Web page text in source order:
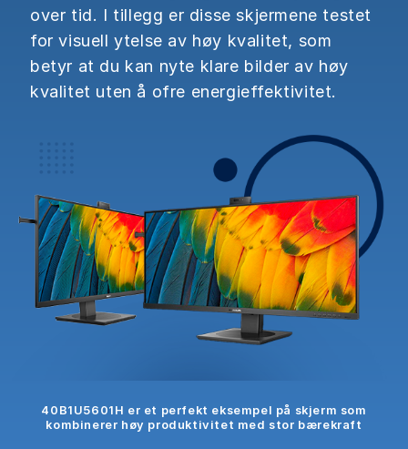
over tid. I tillegg er disse skjermene testet
for visuell ytelse av høy kvalitet, som
betyr at du kan nyte klare bilder av høy
kvalitet uten å ofre energieffektivitet.
40B1U5601H er et perfekt eksempel på skjerm som
kombinerer høy produktivitet med stor bærekraft